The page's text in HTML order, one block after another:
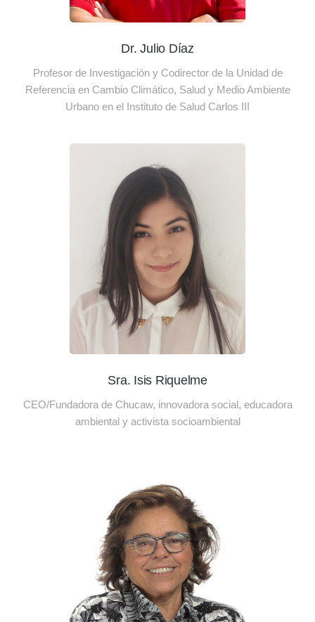
Dr. Julio Díaz
Profesor de Investigación y Codirector de la Unidad de
Referencia en Cambio Climático, Salud y Medio Ambiente
Urbano en el Instituto de Salud Carlos III
Sra. Isis Riquelme
CEO/Fundadora de Chucaw, innovadora social, educadora
ambiental y activista socioambiental